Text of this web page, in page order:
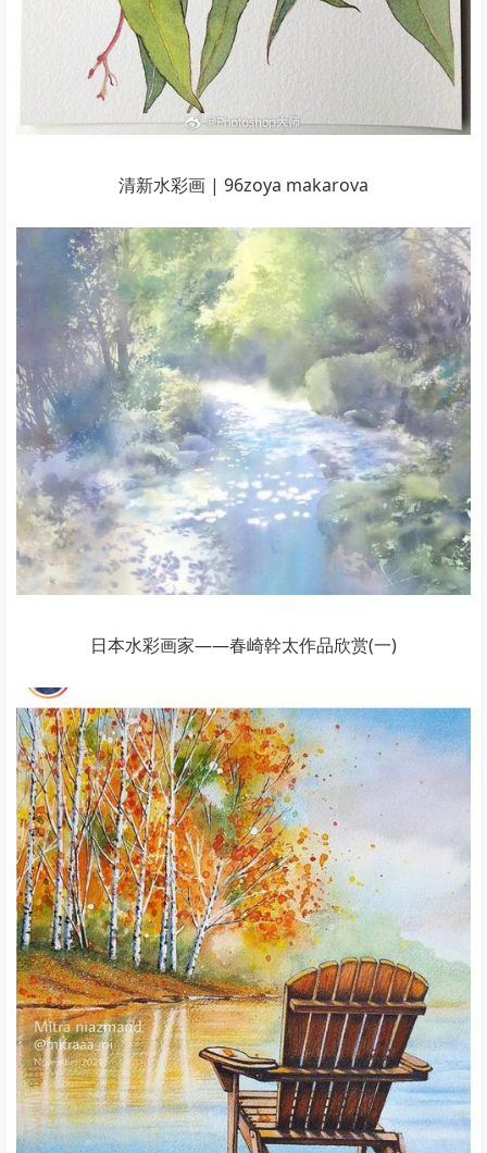
清新水彩画 | 96zoya makarova
日本水彩画家——春崎幹太作品欣赏(一)